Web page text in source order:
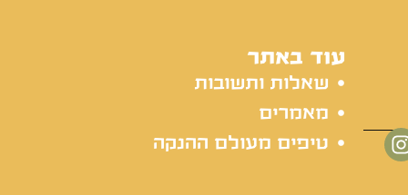
עוד באתר
שאלות ותשובות
מאמרים
טיפים מעולם ההנקה